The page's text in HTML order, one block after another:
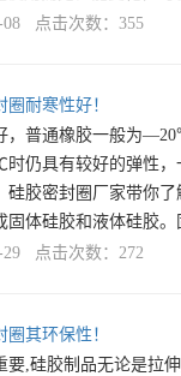
08 点击次数：355
圈耐寒性好！
，普通橡胶一般为
仍具有较好的弹性，
硅胶密封圈厂家带你
固体硅胶和液体硅胶
29 点击次数：272
圈其环保性！
要,硅胶制品无论是拉